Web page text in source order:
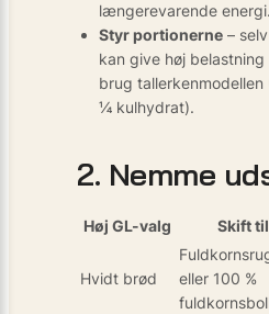
længerevarende energi.
Styr portionerne –
kan give høj
brug
¼ kulhydrat).
2. Nemme
Høj GL-valg Skift til
Hvidt brød
eller 100 %